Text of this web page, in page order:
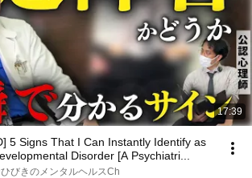
17:39
5 Signs That I Can Instantly Identify as
Disorder [A Psychiatri...
びきのメンタルヘルスCh